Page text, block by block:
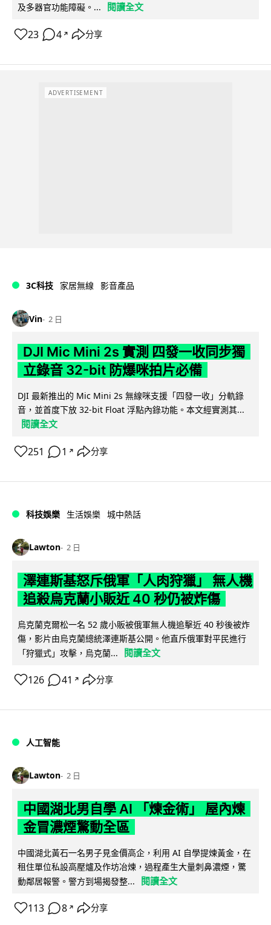
及多器官功能障礙。...
閱讀全文
23 4 ↗ 分享
ADVERTISEMENT
3C科技 家居無線 影音產品
Vin 2 日
DJI Mic Mini 2s 實測 四發一收同步獨
立錄音 32-bit 防爆咪拍片必備
DJI 最新推出的 Mic Mini 2s 無線咪支援「四發一收」分軌錄
音，並首度下放 32-bit Float 浮點內錄功能。本文經實測其...
閱讀全文
251 1 ↗ 分享
科技娛樂 生活娛樂 城中熱話
Lawton 2 日
澤連斯基怒斥俄軍「人肉狩獵」 無人機
追殺烏克蘭小販近 40 秒仍被炸傷
烏克蘭克爾松一名 52 歲小販被俄軍無人機追擊近 40 秒後被炸
傷，影片由烏克蘭總統澤連斯基公開。他直斥俄軍對平民進行
「狩獵式」攻擊，烏克蘭...
閱讀全文
126 41 ↗ 分享
人工智能
Lawton 2 日
中國湖北男自學 AI 「煉金術」 屋內煉
金冒濃煙驚動全區
中國湖北黃石一名男子見金價高企，利用 AI 自學提煉黃金，在
租住單位私設高壓爐及作坊冶煉，過程產生大量刺鼻濃煙，驚
動鄰居報警。警方到場揭發整...
閱讀全文
113 8 ↗ 分享